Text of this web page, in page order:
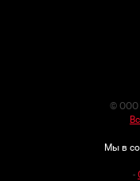
© ООО
Мы в
-